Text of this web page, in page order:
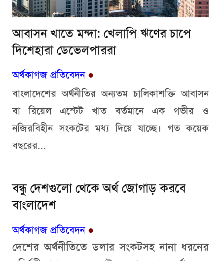
আবাসন খাতে মন্দা: খেলাপি ঋণের চাপে
দিশেহারা ডেভেলপাররা
অর্থকাগজ প্রতিবেদন●
বাংলাদেশের অর্থনীতির অন্যতম চালিকাশক্তি আবাসন
বা রিয়েল এস্টেট খাত বর্তমানে এক গভীর ও
নজিরবিহীন সংকটের মধ্য দিয়ে যাচ্ছে। গত কয়েক
বছরের...
বন্ধু দেশগুলো থেকে অর্থ জোগাড় করবে
বাংলাদেশ
অর্থকাগজ প্রতিবেদন●
দেশের অর্থনীতিতে ডলার সংকটসহ নানা ধরনের